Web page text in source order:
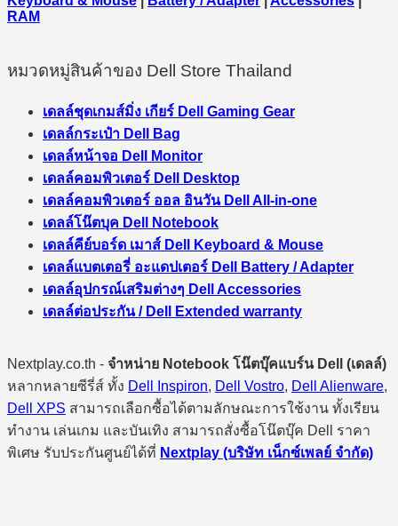
RAM
หมวดหมู่สินค้าของ Dell Store Thailand
เดลล์ชุดเกมส์มิ่ง เกียร์ Dell Gaming Gear
เดลล์กระเป๋า Dell Bag
เดลล์หน้าจอ Dell Monitor
เดลล์คอมพิวเตอร์ Dell Desktop
เดลล์คอมพิวเตอร์ ออล อินวัน Dell All-in-one
เดลล์โน๊ตบุค Dell Notebook
เดลล์คีย์บอร์ด เมาส์ Dell Keyboard & Mouse
เดลล์แบตเตอรี่ อะแดปเตอร์ Dell Battery / Adapter
เดลล์อุปกรณ์เสริมต่างๆ Dell Accessories
เดลล์ต่อประกัน / Dell Extended warranty
Nextplay.co.th - จำหน่าย Notebook โน๊ตบุ๊คแบร์น Dell (เดลล์)
หลากหลายซีรี่ส์ ทั้ง Dell Inspiron, Dell Vostro, Dell Alienware,
Dell XPS สามารถเลือกซื้อได้ตามลักษณะการใช้งาน ทั้งเรียน
ทำงาน เล่นเกม และบันเทิง สามารถสั่งซื้อโน๊ตบุ๊ค Dell ราคา
พิเศษ รับประกันศูนย์ได้ที่ Nextplay (บริษัท เน็กซ์เพลย์ จำกัด)